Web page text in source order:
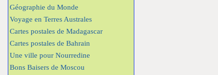
Géographie du Monde
Voyage en Terres Australes
Cartes postales de Madagascar
Cartes postales de Bahrain
Une ville pour Nourredine
Bons Baisers de Moscou